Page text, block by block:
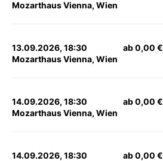
Mozarthaus Vienna, Wien
13.09.2026, 18:30
Mozarthaus Vienna, Wien
ab 0,00 €
14.09.2026, 18:30
Mozarthaus Vienna, Wien
ab 0,00 €
14.09.2026, 18:30
ab 0,00 €